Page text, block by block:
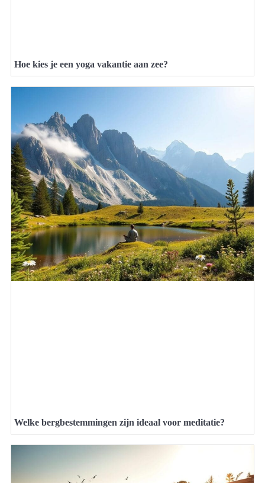
Hoe kies je een yoga vakantie aan zee?
Welke bergbestemmingen zijn ideaal voor meditatie?